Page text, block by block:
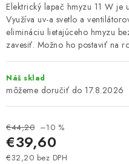
Reklamácie a formulár na
Obchodné podmienky
O nás - MEGALED & JANTON
Zľavy pre profíkov
Elektrický lapač hmyzu 11 W je
Využíva uv-a svetlo a
elimináciu lietajúceho hmyzu
zavesiť. Možno ho postaviť na
Náš sklad
17.8.2026
€44,20 –10 %
€39,60
€32,20 bez DPH